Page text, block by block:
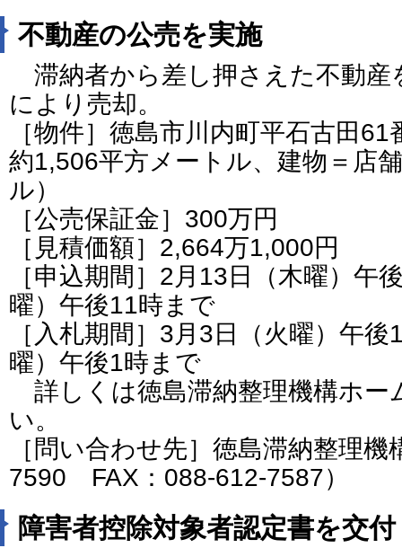
不動産の公売を実施
滞納者から差し押さえた不動産
により売却。
［物件］徳島市川内町平石古田
約1,506平方メートル、建物＝店
ル）
［公売保証金］300万円
［見積価額］2,664万1,000円
［申込期間］2月13日（木曜）午
曜）午後11時まで
［入札期間］3月3日（火曜）午
曜）午後1時まで
詳しくは徳島滞納整理機構ホー
い。
［問い合わせ先］徳島滞納整理
7590 FAX：088-612-7587）
障害者控除対象者認定書を交付